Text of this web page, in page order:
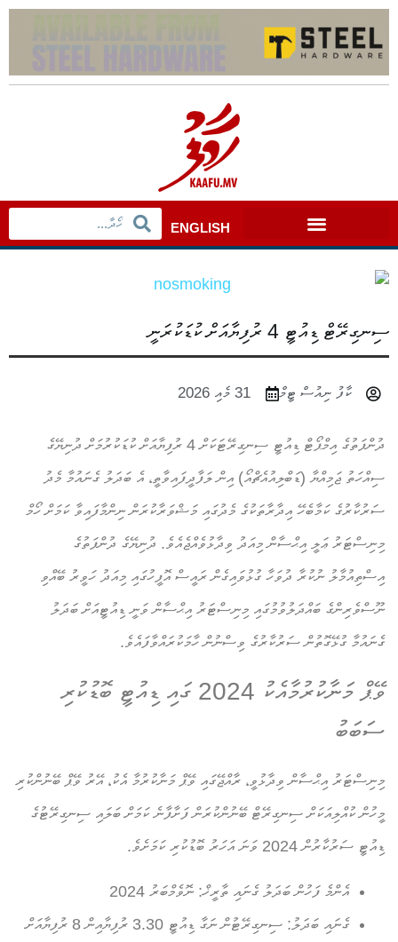
ENGLISH
ސިނގިރޭޓް ޑިއުޓީ 4 ރުފިޔާއަށް ކުޑަކުރަނީ
ކާފު ނިއުސް ޓީމް 31 މެއި 2026
ދުންފަތުގެ އިމްޕޯޓް ޑިއުޓީ ސިނގިރޭޓަކަށް 4 ރުފިޔާއަށް ކުޑަކުރުމަށް ދުނިޔޭގެ
ސިއްހަތު ޖަމިއްޔާ (ޑަބްލިއުއެޗްއޯ) އިން ލަފާދީފައިވާތީ، އެ ބަދަލު ގެނައުމާ މެދު
ސަރުކާރުގެ ކަމާބެހޭ އިދާރާތަކުގެ މެދުގައި މަޝްވަރާކުރަން ނިންމާފައިވާ ކަމަށް ހޯމް
މިނިސްޓަރު ޢަލީ އިޙްސާން މިއަދު ވިދާޅުވެއްޖެއެވެ. ދުނިޔޭގެ ދުންފަތުގެ
އިސްތިއުމާލު ނުކުރާ ދުވަހާ ގުޅުވައިގެން ރައީސް އޮފީހުގައި މިއަދު ހަވީރު ބޭއްވި
ނޫސްވެރިންގެ ބައްދަލުވުމުގައި މިނިސްޓަރު އިޙްސާން ވަނީ ޑިއުޓީއަށް ބަދަލު
ގެނައުމާ ގުޅޭގޮތުން ސަރުކާރުގެ ވިސްނުން ހާމަކުރައްވާފައެވެ.
ވޭޕް މަނާކުރުމާއެކު 2024 ގައި ޑިއުޓީ ބޮޑުކުރި
ސަބަބު
މިނިސްޓަރު އިޙްސާން ވިދާޅުވީ، ރާއްޖޭގައި ވޭޕް މަނާކުރުމާ އެކު، އޭރު ވޭޕް ބޭނުންކުރި
މީހުން ކުއްލިއަކަށް ސިނގިރޭޓް ބޭނުންކުރަން ފަށާފާނެ ކަމަށް ބަލައި ސިނގިރޭޓުގެ
ޑިއުޓީ ސަރުކާރުން 2024 ވަނަ އަހަރު ބޮޑުކުރި ކަމަށެވެ.
އެންމެ ފަހުން ބަދަލު ގެނައި ތާރީޚް: ނޮވެމްބަރު 2024
ގެނައި ބަދަލު:
ސިނގިރޭޓުން ނަގާ ޑިއުޓީ 3.30 ރުފިޔާއިން 8 ރުފިޔާއަށް